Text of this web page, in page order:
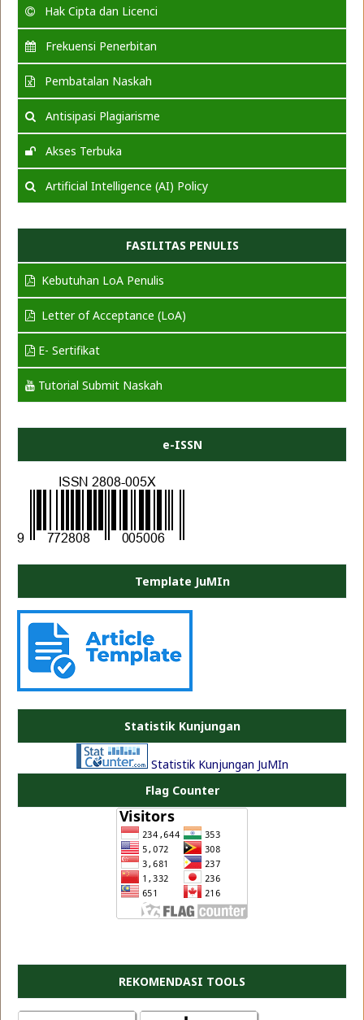
Hak Cipta dan Licenci
Frekuensi Penerbitan
Pembatalan Naskah
Antisipasi Plagiarisme
Akses Terbuka
Artificial Intelligence (AI) Policy
FASILITAS PENULIS
Kebutuhan LoA Penulis
Letter of Acceptance (LoA)
E- Sertifikat
Tutorial Submit Naskah
e-ISSN
Template JuMIn
Statistik Kunjungan
Statistik Kunjungan JuMIn
Flag Counter
REKOMENDASI TOOLS